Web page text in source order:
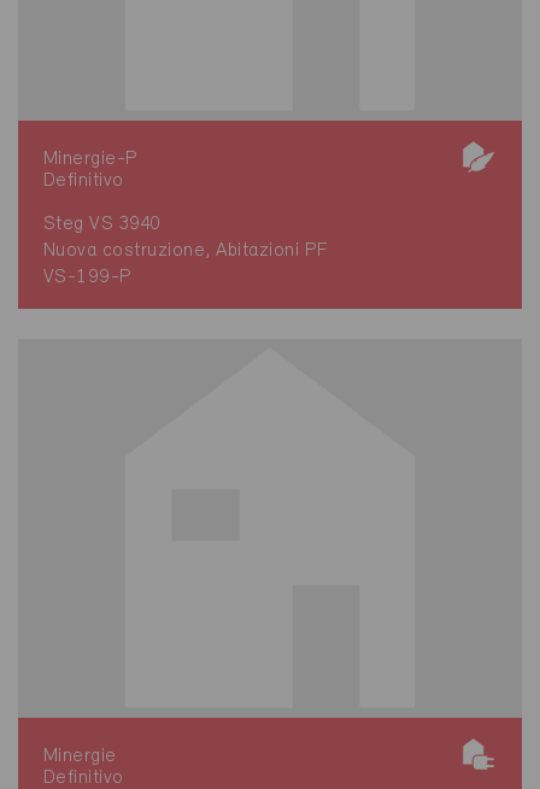
Minergie-P
Definitivo
Steg VS 3940
Nuova costruzione, Abitazioni PF
VS-199-P
Minergie
Definitivo